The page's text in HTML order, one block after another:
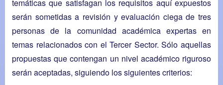
temáticas que satisfagan los requisitos aquí expuestos
serán sometidas a revisión y evaluación ciega de tres
personas de la comunidad académica expertas en
temas relacionados con el Tercer Sector. Sólo aquellas
propuestas que contengan un nivel académico riguroso
serán aceptadas, siguiendo los siguientes criterios: